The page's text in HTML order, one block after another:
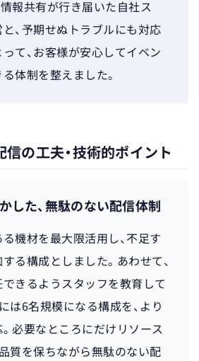
報共有が行き届いた自社ス
、予期せぬトラブルにも対応
て、お客様が安心してイベン
体制を整えました。
の工夫・技術的ポイント
した、無駄のない配信体制
機材を最大限活用し、不足す
る構成としました。あわせて、
きるようスタッフを教育して
は6名規模になる構成を、より
必要なところにだけリソース
質を保ちながら無駄のない配